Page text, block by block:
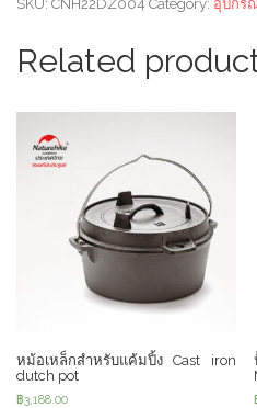
SKU: CNH22DZ004 Category: อุปกร
Related
หม้อเหล็กสำหรับแค้มปิ้ง Cast iron
dutch pot
฿3,188.00